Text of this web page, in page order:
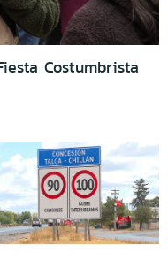
Costumbrista